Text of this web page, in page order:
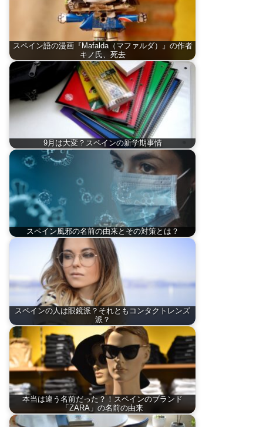
スペイン語の漫画『Mafalda（マファルダ）』の作者
キノ氏、死去
9月は大変？スペインの新学期事情
スペイン風邪の名前の由来とその対策とは？
スペインの人は眼鏡派？それともコンタクトレンズ
派？
本当は違う名前だった？！スペインのブランド
「ZARA」の名前の由来